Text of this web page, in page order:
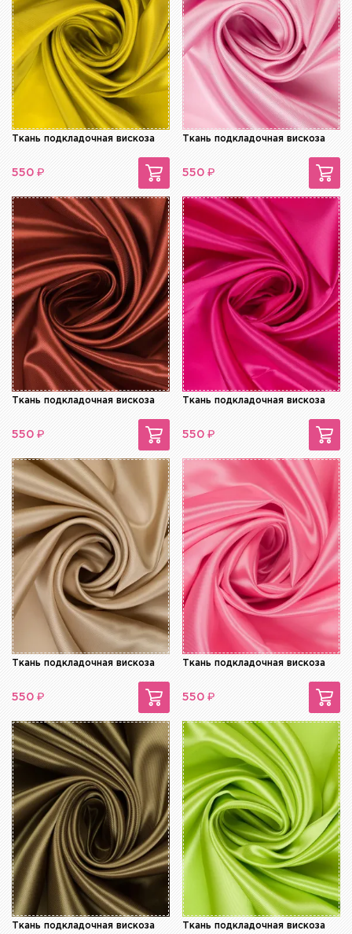
Ткань подкладочная вискоза
550 ₽
Ткань подкладочная вискоза
550 ₽
Ткань подкладочная вискоза
550 ₽
Ткань подкладочная вискоза
550 ₽
Ткань подкладочная вискоза
550 ₽
Ткань подкладочная вискоза
550 ₽
Ткань подкладочная вискоза Ткань подкладочная вискоза